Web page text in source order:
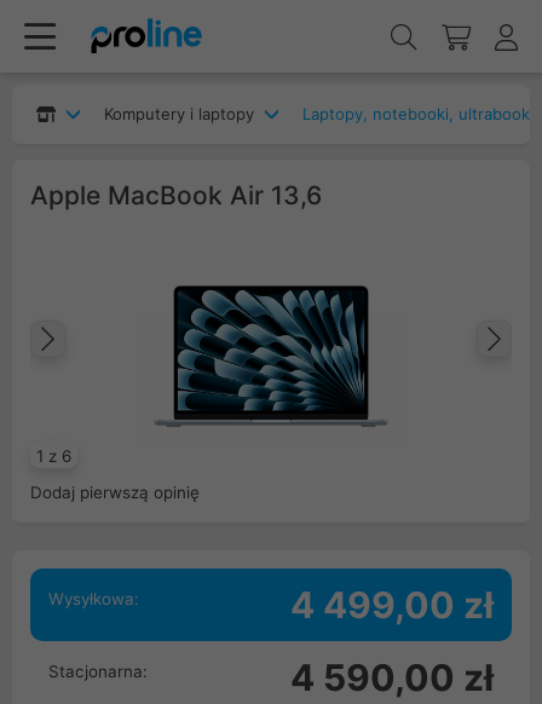
Komputery i laptopy Laptopy, notebooki, ultrabooki
Apple MacBook Air 13,6
1 z 6
Poprzedni
Dodaj pierwszą opinię
Wysyłkowa: 4 499,00 zł
Stacjonarna: 4 590,00 zł